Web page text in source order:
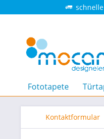
Fototapete
Kontaktformular